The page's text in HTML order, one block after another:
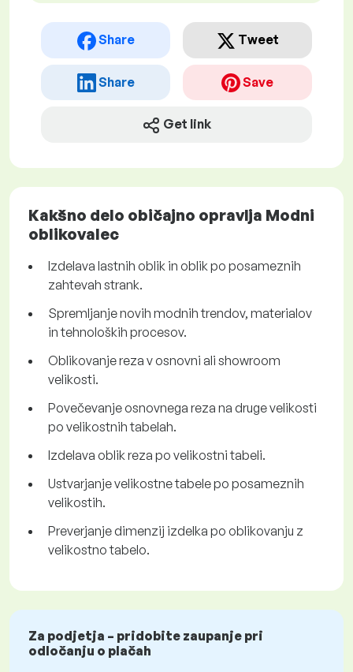
Share Tweet
Share Save
Get link
Kakšno delo običajno opravlja Modni
oblikovalec
Izdelava lastnih oblik in oblik po posameznih
zahtevah strank.
Spremljanje novih modnih trendov, materialov
in tehnoloških procesov.
Oblikovanje reza v osnovni ali showroom
velikosti.
Povečevanje osnovnega reza na druge velikosti
po velikostnih tabelah.
Izdelava oblik reza po velikostni tabeli.
Ustvarjanje velikostne tabele po posameznih
velikostih.
Preverjanje dimenzij izdelka po oblikovanju z
velikostno tabelo.
Za podjetja – pridobite zaupanje pri
odločanju o plačah